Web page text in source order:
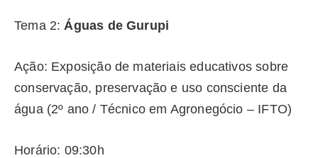
Tema 2:Águas de Gurupi
Ação: Exposição de materiais educativos sobre
conservação, preservação e uso consciente da
água (2º ano / Técnico em Agronegócio – IFTO)
Horário: 09:30h